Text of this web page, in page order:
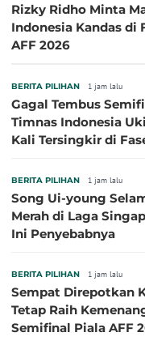
Rizky Ridho Minta
Indonesia Kandas di
AFF 2026
BERITA PILIHAN 1 jam lalu
Gagal Tembus
Timnas Indonesia
Kali Tersingkir di
BERITA PILIHAN 1 jam lalu
Song Ui-young
Merah di Laga
Ini Penyebabnya
BERITA PILIHAN 1 jam lalu
Sempat Direpotkan
Tetap Raih
Semifinal Piala AFF